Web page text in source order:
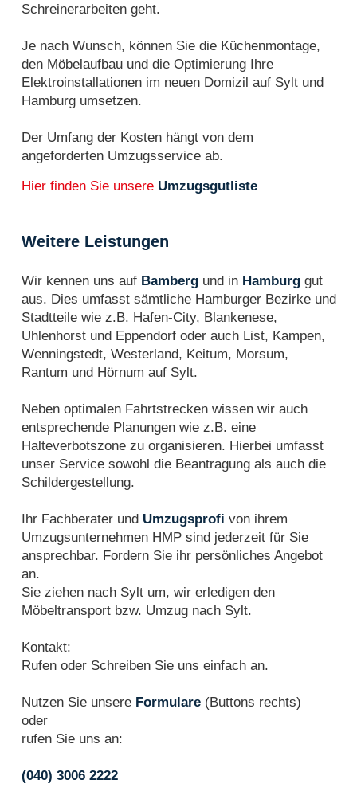
Schreinerarbeiten geht.
Je nach Wunsch, können Sie die Küchenmontage,
den Möbelaufbau und die Optimierung Ihre
Elektroinstallationen im neuen Domizil auf Sylt und
Hamburg umsetzen.
Der Umfang der Kosten hängt von dem
angeforderten Umzugsservice ab.
Hier finden Sie unsere Umzugsgutliste
Weitere Leistungen
Wir kennen uns auf Bamberg und in Hamburg gut
aus. Dies umfasst sämtliche Hamburger Bezirke und
Stadtteile wie z.B. Hafen-City, Blankenese,
Uhlenhorst und Eppendorf oder auch List, Kampen,
Wenningstedt, Westerland, Keitum, Morsum,
Rantum und Hörnum auf Sylt.
Neben optimalen Fahrtstrecken wissen wir auch
entsprechende Planungen wie z.B. eine
Halteverbotszone zu organisieren. Hierbei umfasst
unser Service sowohl die Beantragung als auch die
Schildergestellung.
Ihr Fachberater und Umzugsprofi von ihrem
Umzugsunternehmen HMP sind jederzeit für Sie
ansprechbar. Fordern Sie ihr persönliches Angebot
an.
Sie ziehen nach Sylt um, wir erledigen den
Möbeltransport bzw. Umzug nach Sylt.
Kontakt:
Rufen oder Schreiben Sie uns einfach an.
Nutzen Sie unsere Formulare (Buttons rechts)
oder
rufen Sie uns an:
(040) 3006 2222